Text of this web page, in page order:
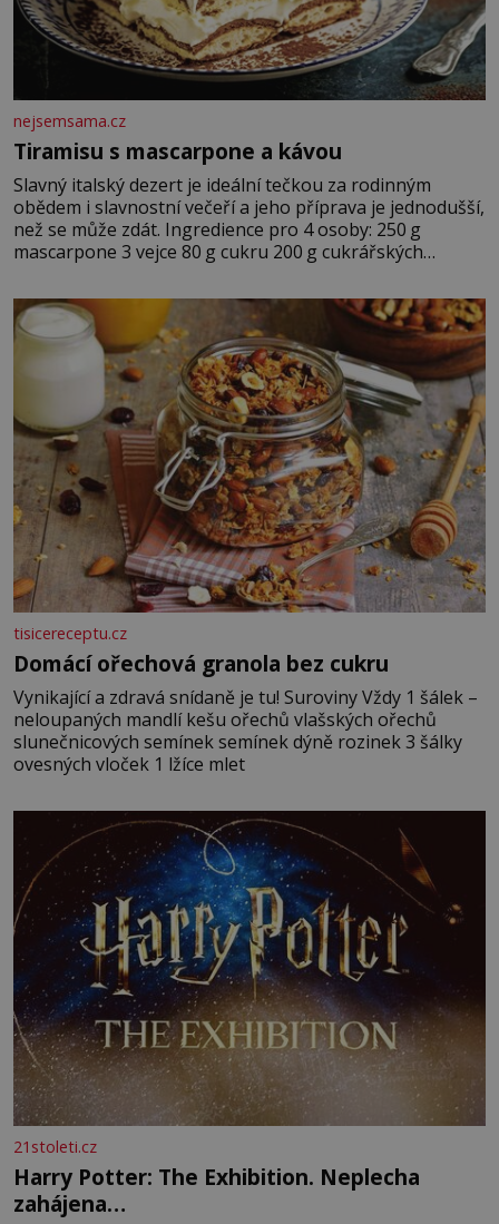
nejsemsama.cz
Tiramisu s mascarpone a kávou
Slavný italský dezert je ideální tečkou za rodinným
obědem i slavnostní večeří a jeho příprava je jednodušší,
než se může zdát. Ingredience pro 4 osoby: 250 g
mascarpone 3 vejce 80 g cukru 200 g cukrářských
posypání Postup: Oddělte žloutky od bílků. Žloutky
vyšlehejte s cukrem do světlé pěny a postupně do nich
vmíchejte mascarpone, aby vznikl hladký
tisicereceptu.cz
Domácí ořechová granola bez cukru
Vynikající a zdravá snídaně je tu! Suroviny Vždy 1 šálek –
neloupaných mandlí kešu ořechů vlašských ořechů
slunečnicových semínek semínek dýně rozinek 3 šálky
ovesných vloček 1 lžíce mlet
21stoleti.cz
Harry Potter: The Exhibition. Neplecha
zahájena…